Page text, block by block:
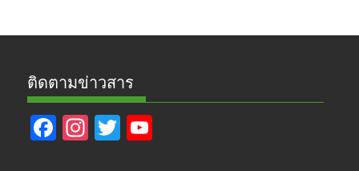
ติดตามข่าวสาร
F
ac
In
st
T
w